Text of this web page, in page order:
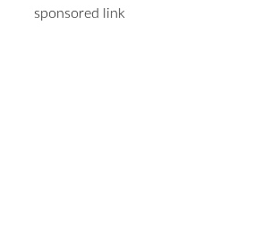
sponsored link